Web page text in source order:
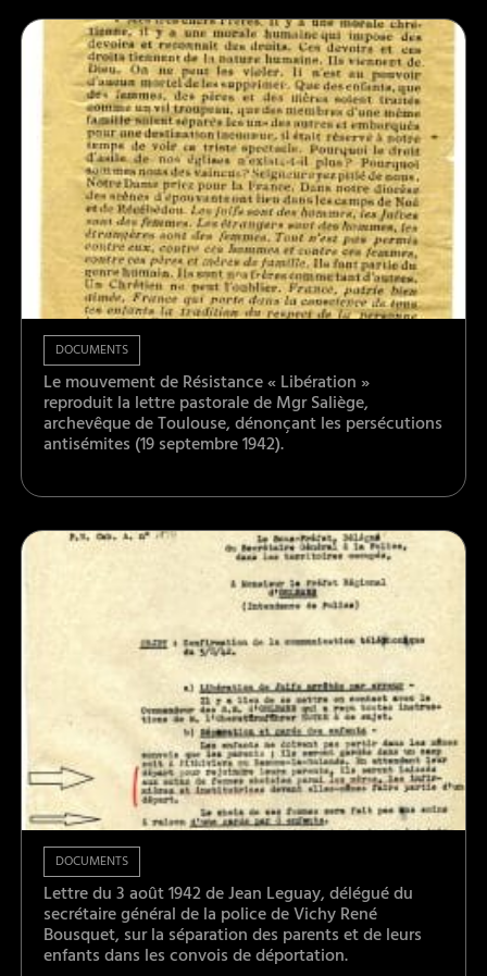
DOCUMENTS
Le mouvement de Résistance « Libération »
reproduit la lettre pastorale de Mgr Saliège,
archevêque de Toulouse, dénonçant les persécutions
antisémites (19 septembre 1942).
DOCUMENTS
Lettre du 3 août 1942 de Jean Leguay, délégué du
secrétaire général de la police de Vichy René
Bousquet, sur la séparation des parents et de leurs
enfants dans les convois de déportation.